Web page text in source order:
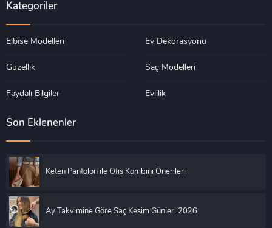
Kategoriler
Elbise Modelleri Ev Dekorasyonu
Güzellik Saç Modelleri
Faydalı Bilgiler Evlilik
Son Eklenenler
Keten Pantolon ile Ofis Kombini Önerileri
Ay Takvimine Göre Saç Kesim Günleri 2026